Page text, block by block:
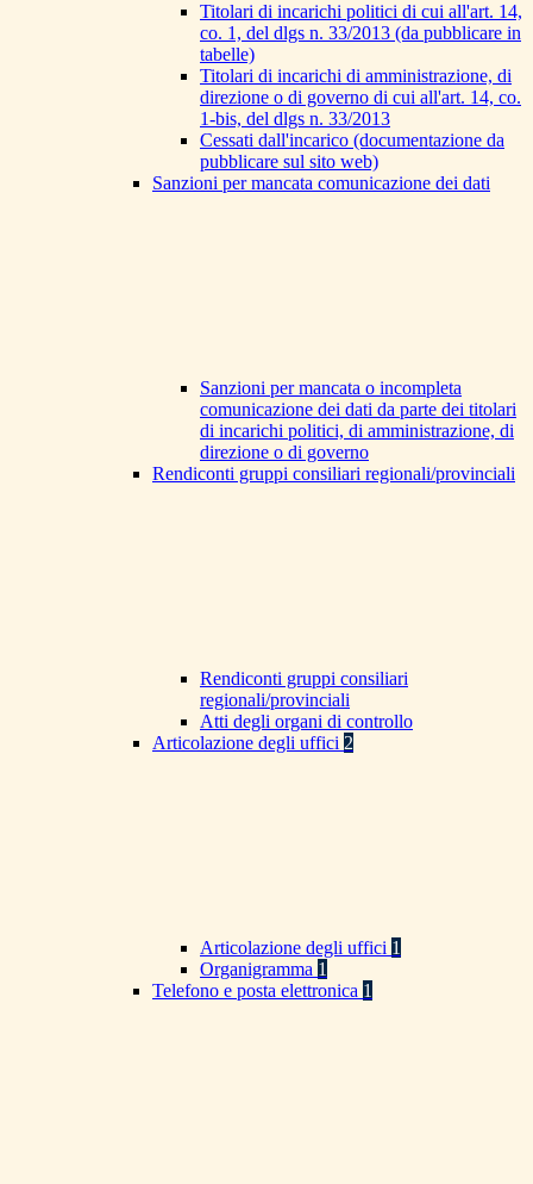
Titolari di incarichi politici di cui all'art. 14,
co. 1, del dlgs n. 33/2013 (da pubblicare in
tabelle)
Titolari di incarichi di amministrazione, di
direzione o di governo di cui all'art. 14, co.
1-bis, del dlgs n. 33/2013
Cessati dall'incarico (documentazione da
pubblicare sul sito web)
Sanzioni per mancata comunicazione dei dati
Sanzioni per mancata o incompleta
comunicazione dei dati da parte dei titolari
di incarichi politici, di amministrazione, di
direzione o di governo
Rendiconti gruppi consiliari regionali/provinciali
Rendiconti gruppi consiliari
regionali/provinciali
Atti degli organi di controllo
Articolazione degli uffici 2
Articolazione degli uffici 1
Organigramma 1
Telefono e posta elettronica 1